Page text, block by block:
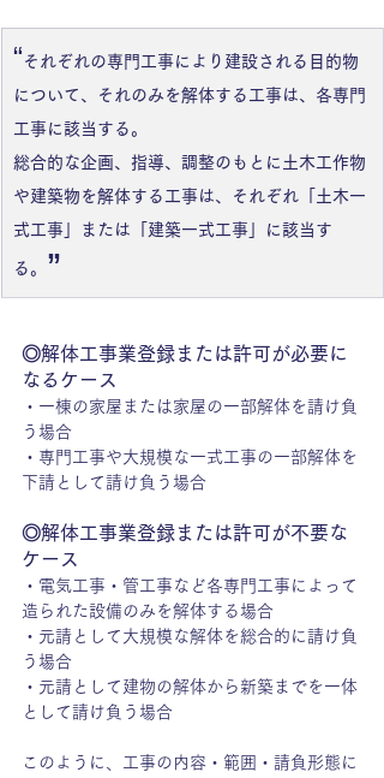
“ それぞれの専門工事により建設される目的物
について、それのみを解体する工事は、各専門
工事に該当する。
総合的な企画、指導、調整のもとに土木工作物
や建築物を解体する工事は、それぞれ「土木一
式工事」または「建築一式工事」に該当す
る。 ”
◎解体工事業登録または許可が必要に
なるケース
・一棟の家屋または家屋の一部解体を請け負
う場合
・専門工事や大規模な一式工事の一部解体を
下請として請け負う場合
◎解体工事業登録または許可が不要な
ケース
・電気工事・管工事など各専門工事によって
造られた設備のみを解体する場合
・元請として大規模な解体を総合的に請け負
う場合
・元請として建物の解体から新築までを一体
として請け負う場合
このように、工事の内容・範囲・請負形態に